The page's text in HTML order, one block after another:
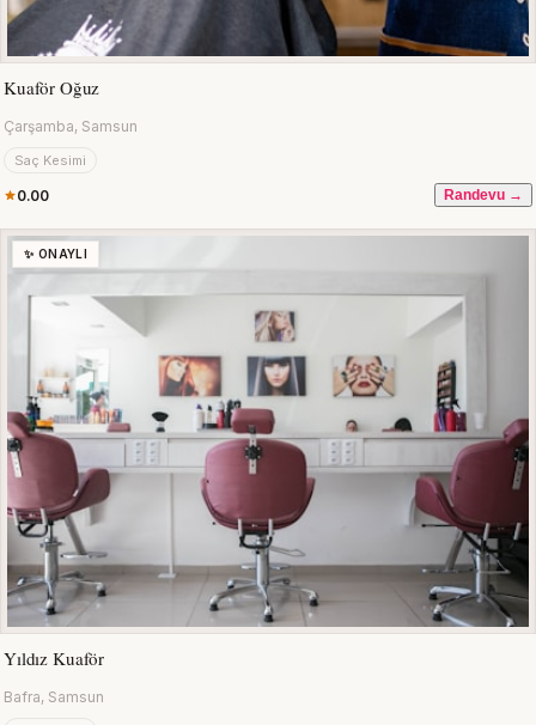
Kuaför Oğuz
Çarşamba, Samsun
Saç Kesimi
0.00 Randevu →
✨ ONAYLI
Yıldız Kuaför
Bafra, Samsun